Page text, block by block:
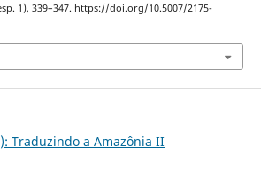
1), 339–347. https://doi.org/10.5007/2175-
Traduzindo a Amazônia II